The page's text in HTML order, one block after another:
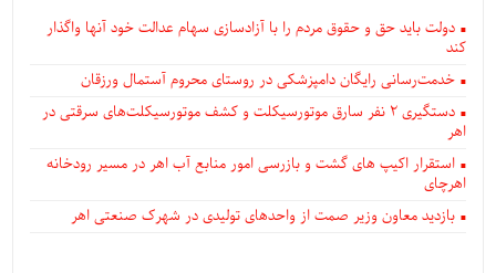
دولت باید حق و حقوق مردم را با آزادسازی سهام عدالت خود آنها واگذار
کند
خدمت‌رسانی رایگان دامپزشکی در روستای محروم آستمال ورزقان
دستگيری ۲ نفر سارق موتورسیکلت و کشف موتورسیکلت‌های سرقتی در
اهر
استقرار اکیپ های گشت و بازرسی امور منابع آب اهر در مسیر رودخانه
اهرچای
بازدید معاون وزیر صمت از واحدهای تولیدی در شهرک صنعتی اهر